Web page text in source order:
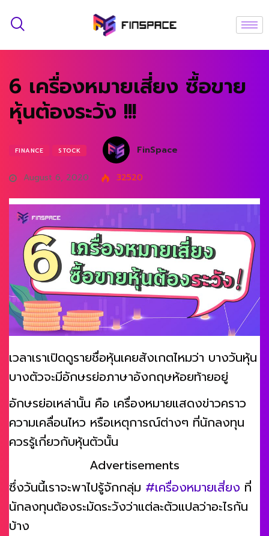
6 เครื่องหมายเสี่ยง ซื้อขาย
หุ้นต้องระวัง !!!
FINANCE STOCK FinSpace
August 6, 2020 32520
เวลาเราเปิดดูรายชื่อหุ้นเคยสังเกตไหมว่า บางวันหุ้น
บางตัวจะมีอักษรย่อภาษาอังกฤษห้อยท้ายอยู่
อักษรย่อเหล่านั้น คือ เครื่องหมายแสดงข่าวคราว
ความเคลื่อนไหว หรือเหตุการณ์ต่างๆ ที่นักลงทุน
ควรรู้เกี่ยวกับหุ้นตัวนั้น
Advertisements
ซึ่งวันนี้เราจะพาไปรู้จักกลุ่ม #เครื่องหมายเสี่ยง ที่
นักลงทุนต้องระมัดระวังว่าแต่ละตัวแปลว่าอะไรกัน
บ้าง